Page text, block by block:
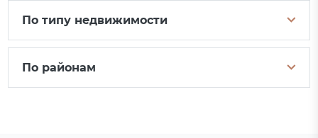
По типу недвижимости
По районам